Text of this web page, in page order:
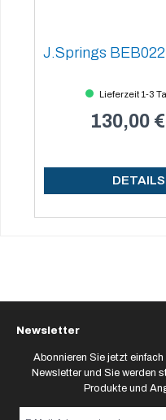
J.Springs
Lieferzeit 1-3
130,00 €
DETAILS
Newsletter
Abonnieren Sie jetzt
Newsletter und Sie werden
Produkte und